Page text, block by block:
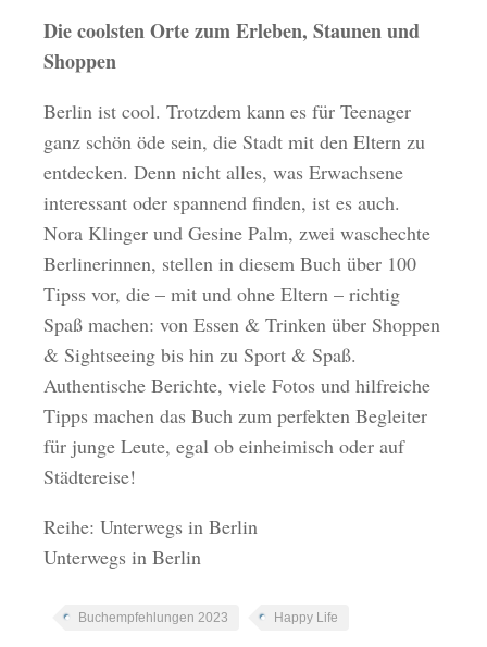
Die coolsten Orte zum Erleben, Staunen und
Shoppen
Berlin ist cool. Trotzdem kann es für Teenager
ganz schön öde sein, die Stadt mit den Eltern zu
entdecken. Denn nicht alles, was Erwachsene
interessant oder spannend finden, ist es auch.
Nora Klinger und Gesine Palm, zwei waschechte
Berlinerinnen, stellen in diesem Buch über 100
Tipss vor, die – mit und ohne Eltern – richtig
Spaß machen: von Essen & Trinken über Shoppen
& Sightseeing bis hin zu Sport & Spaß.
Authentische Berichte, viele Fotos und hilfreiche
Tipps machen das Buch zum perfekten Begleiter
für junge Leute, egal ob einheimisch oder auf
Städtereise!
Reihe: Unterwegs in Berlin
Unterwegs in Berlin
Buchempfehlungen 2023 Happy Life